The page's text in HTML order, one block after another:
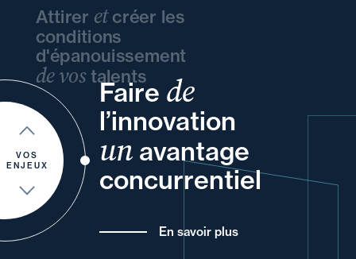
VOS
ENJEUX
Attirer etcréer les
conditions
d'épanouissement
de vostalents
Faire de
l’innovation
un avantage
concurrentiel
En savoir plus
vos
vos
de
à
etet votre
votre
et